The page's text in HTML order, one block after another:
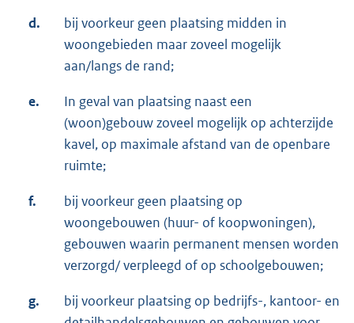
d.
bij voorkeur geen plaatsing midden in
woongebieden maar zoveel mogelijk
aan/langs de rand;
e.
In geval van plaatsing naast een
(woon)gebouw zoveel mogelijk op achterzijde
kavel, op maximale afstand van de openbare
ruimte;
f.
bij voorkeur geen plaatsing op
woongebouwen (huur- of koopwoningen),
gebouwen waarin permanent mensen worden
verzorgd/ verpleegd of op schoolgebouwen;
g.
bij voorkeur plaatsing op bedrijfs-, kantoor- en